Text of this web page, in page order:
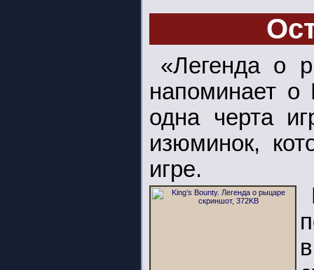
«Легенда о
напоминает
одна черта
изюминок,
игре.